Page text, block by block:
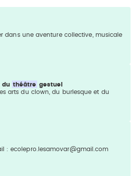
dans une aventure collective, musicale
du théâtre gestuel
arts du clown, du burlesque et du
: ecolepro.lesamovar@gmail.com